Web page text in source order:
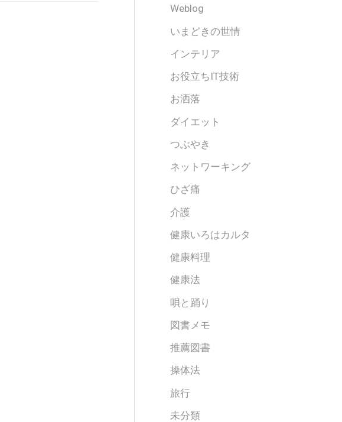
Weblog
いまどきの世情
インテリア
お役立ちIT技術
お洒落
ダイエット
つぶやき
ネットワーキング
ひざ痛
介護
健康いろはカルタ
健康料理
健康法
唄と踊り
図書メモ
推薦図書
操体法
旅行
未分類